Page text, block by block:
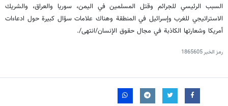
السبب الرئيسي للجرائم وقتل المسلمين في اليمن، سوريا والعراق، والشريك
الاستراتيجي للغرب وإسرائيل في المنطقة وهناك علامات سؤال كبيرة حول ادعاءات
أمريكا وشعارتها الكاذبة في مجال حقوق الإنسان./انتهى/
رمز الخبر1865605